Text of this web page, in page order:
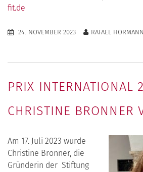
fit.de
24. NOVEMBER 2023 RAFAEL HÖRMANN
PRIX INTERNATIONAL
CHRISTINE BRONNER
Am 17. Juli 2023 wurde
Christine Bronner, die
Gründerin der Stiftung